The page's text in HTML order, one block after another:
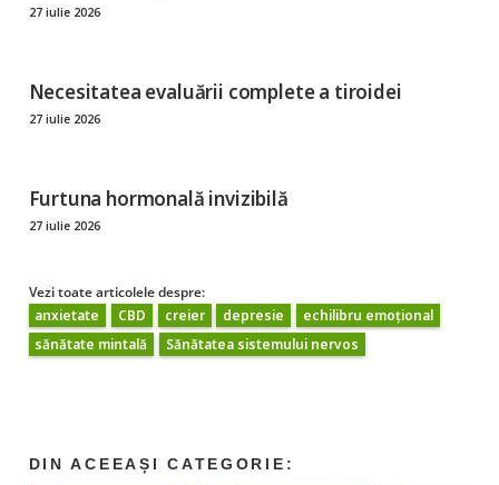
27 iulie 2026
Necesitatea evaluării complete a tiroidei
27 iulie 2026
Furtuna hormonală invizibilă
27 iulie 2026
Vezi toate articolele despre:
anxietate
CBD creier depresie
echilibru emoțional
sănătate mintală
Sănătatea sistemului nervos